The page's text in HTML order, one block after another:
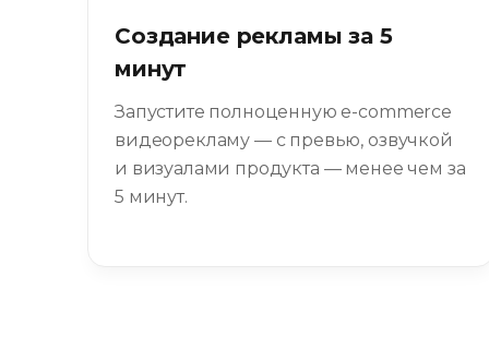
Создание рекламы за 5
минут
Запустите полноценную e-commerce
видеорекламу — с превью, озвучкой
и визуалами продукта — менее чем за
5 минут.